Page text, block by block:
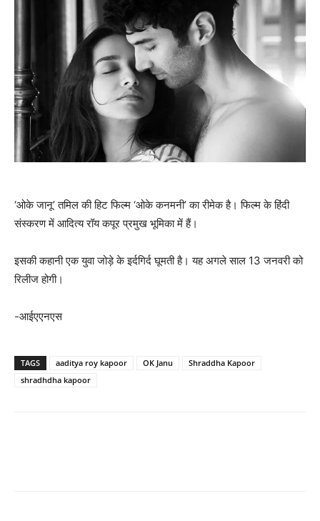
‘ओके जानू’ तमिल की हिट फिल्म ‘ओके कनमनी’ का रीमेक है। फिल्म के हिंदी
संस्करण में आदित्य रॉय कपूर प्रमुख भूमिका में हैं।
इसकी कहानी एक युवा जोड़े के इर्दगिर्द घूमती है। यह अगले साल 13 जनवरी को
रिलीज होगी।
-आईएएनएस
TAGS aaditya roy kapoor OK Janu
Shraddha Kapoor
shradhdha kapoor